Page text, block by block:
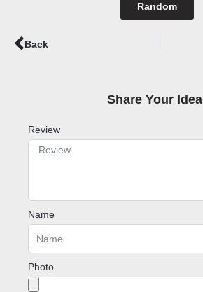
Random
Prev
Back
Share Your
Review
Name
Photo